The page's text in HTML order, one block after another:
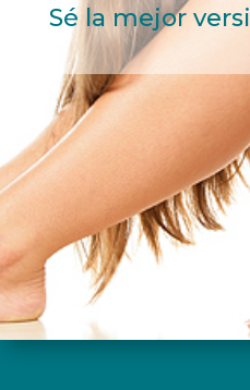
Sé la mejor